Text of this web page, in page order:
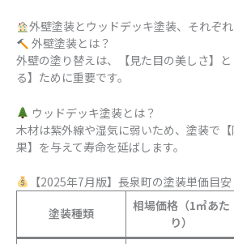
外壁塗装とウッドデッキ塗装、それぞ
外壁塗装とは？
外壁の塗り替えは、【見た目の美しさ】
る】ために重要です。
ウッドデッキ塗装とは？
木材は紫外線や湿気に弱いため、塗装で
果】を与えて寿命を延ばします。
【2025年7月版】長泉町の塗装単価目安
塗装種類
相場価格（1㎡あた
り）